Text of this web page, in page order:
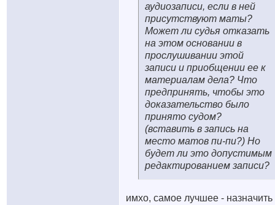
аудиозаписи, если в ней
присутствуют маты?
Может ли судья отказать
на этом основании в
прослушивании этой
записи и приобщении ее к
материалам дела? Что
предпринять, чтобы это
доказательство было
принято судом?
(вставить в запись на
место матов пи-пи?) Но
будет ли это допустимым
редактированием записи?
имхо, самое лучшее - назначить